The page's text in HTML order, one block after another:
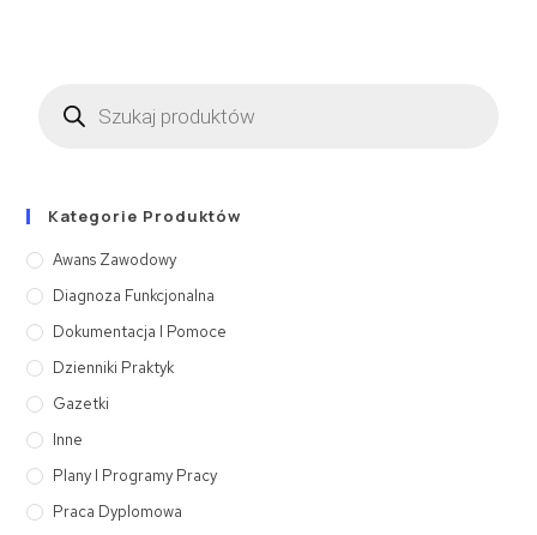
Kategorie Produktów
Awans Zawodowy
Diagnoza Funkcjonalna
Dokumentacja I Pomoce
Dzienniki Praktyk
Gazetki
Inne
Plany I Programy Pracy
Praca Dyplomowa